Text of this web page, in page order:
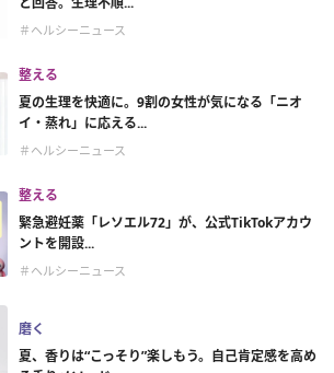
＃ヘルシーニュース
整える
夏の生理を快適に。9割の女性が気になる「ニオ
イ・蒸れ」に応える...
＃ヘルシーニュース
整える
緊急避妊薬「レソエル72」が、公式TikTokアカウ
ントを開設...
＃ヘルシーニュース
磨く
夏、香りは“こっそり”楽しもう。自己肯定感を高め